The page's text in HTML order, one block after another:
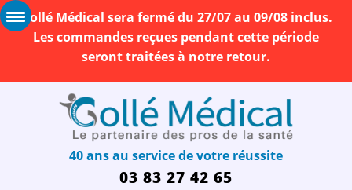
Gollé Médical sera fermé du 27/07 au 09/08 inclus.
Les commandes reçues pendant cette période
seront traitées à notre retour.
40 ans au service de votre réussite
03 83 27 42 65